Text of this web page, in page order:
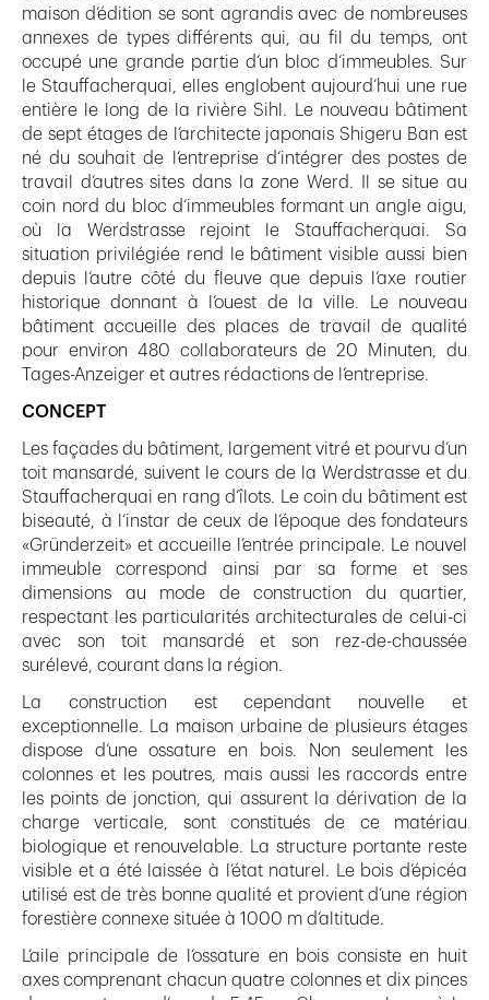
maison d‘édition se sont agrandis avec de nombreuses
annexes de types différents qui, au fil du temps, ont
occupé une grande partie d‘un bloc d‘immeubles. Sur
le Stauffacherquai, elles englobent aujourd‘hui une rue
entière le long de la rivière Sihl. Le nouveau bâtiment
de sept étages de l‘architecte japonais Shigeru Ban est
né du souhait de l‘entreprise d‘intégrer des postes de
travail d‘autres sites dans la zone Werd. Il se situe au
coin nord du bloc d‘immeubles formant un angle aigu,
où la Werdstrasse rejoint le Stauffacherquai. Sa
situation privilégiée rend le bâtiment visible aussi bien
depuis l‘autre côté du fleuve que depuis l‘axe routier
historique donnant à l‘ouest de la ville. Le nouveau
bâtiment accueille des places de travail de qualité
pour environ 480 collaborateurs de 20 Minuten, du
Tages-Anzeiger et autres rédactions de l‘entreprise.
CONCEPT
Les façades du bâtiment, largement vitré et pourvu d‘un
toit mansardé, suivent le cours de la Werdstrasse et du
Stauffacherquai en rang d‘îlots. Le coin du bâtiment est
biseauté, à l‘instar de ceux de l‘époque des fondateurs
«Gründerzeit» et accueille l‘entrée principale. Le nouvel
immeuble correspond ainsi par sa forme et ses
dimensions au mode de construction du quartier,
respectant les particularités architecturales de celui-ci
avec son toit mansardé et son rez-de-chaussée
surélevé, courant dans la région.
La construction est cependant nouvelle et
exceptionnelle. La maison urbaine de plusieurs étages
dispose d‘une ossature en bois. Non seulement les
colonnes et les poutres, mais aussi les raccords entre
les points de jonction, qui assurent la dérivation de la
charge verticale, sont constitués de ce matériau
biologique et renouvelable. La structure portante reste
visible et a été laissée à l‘état naturel. Le bois d‘épicéa
utilisé est de très bonne qualité et provient d‘une région
forestière connexe située à 1000 m d‘altitude.
L‘aile principale de l‘ossature en bois consiste en huit
axes comprenant chacun quatre colonnes et dix pinces